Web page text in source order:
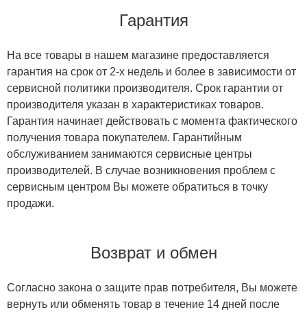
Гарантия
На все товары в нашем магазине предоставляется
гарантия на срок от 2-х недель и более в зависимости от
сервисной политики производителя. Срок гарантии от
производителя указан в характеристиках товаров.
Гарантия начинает действовать с момента фактического
получения товара покупателем. Гарантийным
обслуживанием занимаются сервисные центры
производителей. В случае возникновения проблем с
сервисным центром Вы можете обратиться в точку
продажи.
Возврат и обмен
Согласно закона о защите прав потребителя, Вы можете
вернуть или обменять товар в течение 14 дней после